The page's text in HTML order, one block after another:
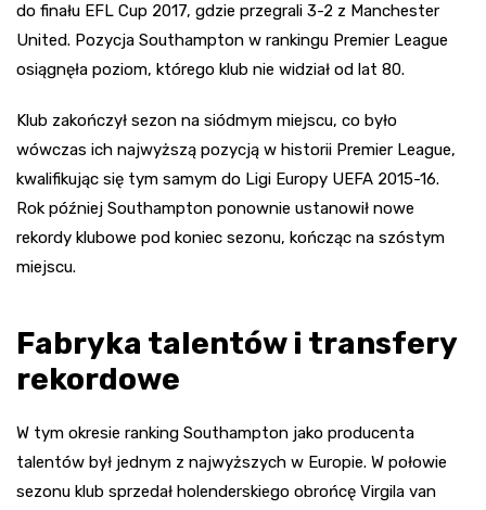
do finału EFL Cup 2017, gdzie przegrali 3-2 z Manchester
United. Pozycja Southampton w rankingu Premier League
osiągnęła poziom, którego klub nie widział od lat 80.
Klub zakończył sezon na siódmym miejscu, co było
wówczas ich najwyższą pozycją w historii Premier League,
kwalifikując się tym samym do Ligi Europy UEFA 2015-16.
Rok później Southampton ponownie ustanowił nowe
rekordy klubowe pod koniec sezonu, kończąc na szóstym
miejscu.
Fabryka talentów i transfery
rekordowe
W tym okresie ranking Southampton jako producenta
talentów był jednym z najwyższych w Europie. W połowie
sezonu klub sprzedał holenderskiego obrońcę Virgila van